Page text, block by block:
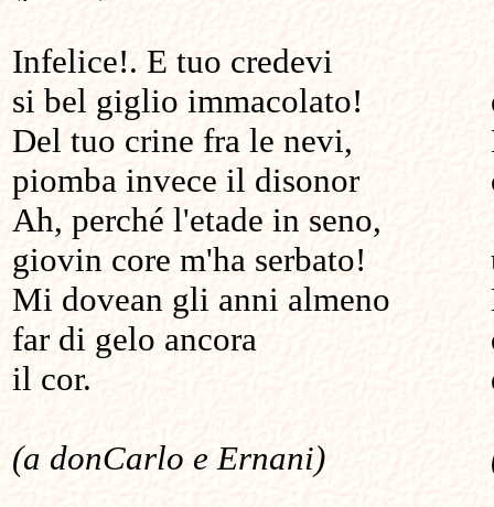
Infelice!. E tuo credevi
si bel giglio immacolato!
Del tuo crine fra le nevi,
piomba invece il disonor
Ah, perché l'etade in seno,
giovin core m'ha serbato!
Mi dovean gli anni almeno
far di gelo ancora
il cor.
(a donCarlo e Ernani)